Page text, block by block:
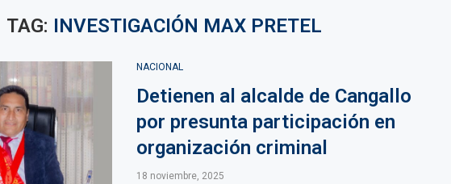
TAG: INVESTIGACIÓN MAX PRETEL
NACIONAL
Detienen al alcalde de Cangallo
por presunta participación en
organización criminal
18 noviembre, 2025